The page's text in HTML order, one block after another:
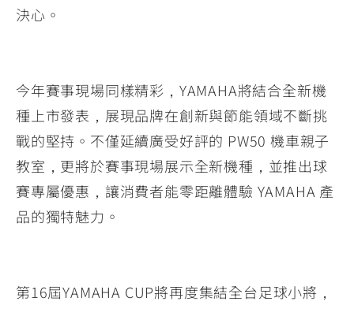
決心。
今年賽事現場同樣精彩，YAMAHA將結合全新機
種上市發表，展現品牌在創新與節能領域不斷挑
戰的堅持。不僅延續廣受好評的 PW50 機車親子
教室，更將於賽事現場展示全新機種，並推出球
賽專屬優惠，讓消費者能零距離體驗 YAMAHA 產
品的獨特魅力。
第16屆YAMAHA CUP將再度集結全台足球小將，